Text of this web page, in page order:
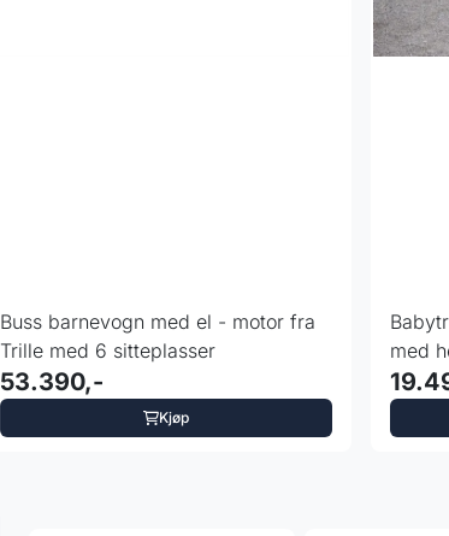
Buss barnevogn med el - motor fra
Trille med 6 sitteplasser
53.390,-
Kjøp
med